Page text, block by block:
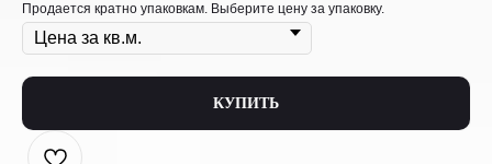
Продается кратно упаковкам. Выберите цену за упаковку.
КУПИТЬ